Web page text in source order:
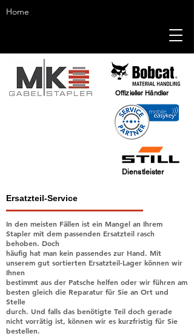
Home
Offizieller Händler
Dienstleister
Ersatzteil-Service
In den meisten Fällen ist ein Mangel an Ihrem
Stapler mit dem passenden Ersatzteil rasch
behoben. Doch
häufig hat man kein passendes zur Hand. Mit
unserem gut sortierten Ersatzteil-Lager können wir
Ihnen
bestimmt aus der Patsche helfen oder wir führen am
besten gleich die Reparatur für Sie an Ort und
Stelle
durch. Und falls das benötigte Teil doch gerade
nicht vorrätig ist, können wir es kurzfristig für Sie
bestellen.